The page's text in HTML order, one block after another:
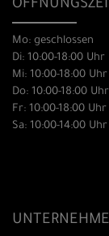
Mo: geschlossen
Di: 10:00-18:00 Uhr
Mi: 10:00-18:00 Uhr
Do: 10:00-18:00 Uhr
Fr: 10:00-18:00 Uhr
Sa: 10:00-14:00 Uhr